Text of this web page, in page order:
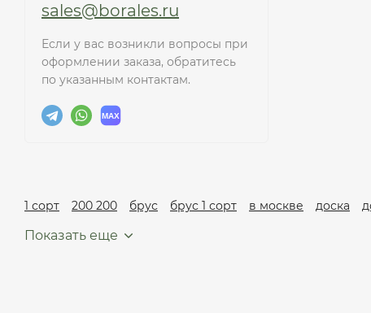
sales@borales.ru
Если у вас возникли вопросы при
оформлении заказа, обратитесь
по указанным контактам.
1 сорт 200 200 брус брус 1 сорт в москве доска
Показать еще